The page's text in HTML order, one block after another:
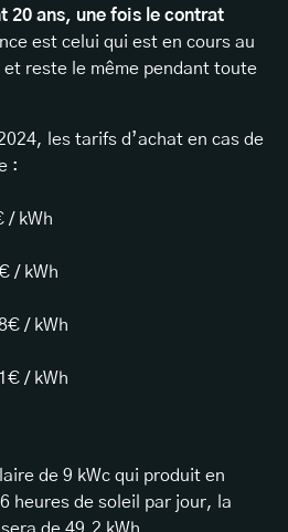
20 ans, une fois le contrat
est celui qui est en cours au
reste le même pendant toute
les tarifs d’achat en cas de
:
/ kWh
/ kWh
/ kWh
/ kWh
de 9 kWc qui produit en
heures de soleil par jour, la